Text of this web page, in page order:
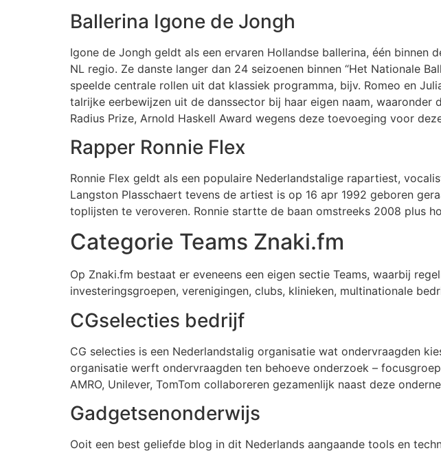
Ballerina Igone de Jongh
Igone de Jongh geldt als een ervaren Hollandse ballerina, één
NL regio. Ze danste langer dan 24 seizoenen binnen “Het Nationale
speelde centrale rollen uit dat klassiek programma, bijv. Romeo en
talrijke eerbewijzen uit de danssector bij haar eigen naam,
Radius Prize, Arnold Haskell Award wegens deze toevoeging voor
Rapper Ronnie Flex
Ronnie Flex geldt als een populaire Nederlandstalige rapartiest,
Langston Plasschaert tevens de artiest is op 16 apr 1992 geboren
toplijsten te veroveren. Ronnie startte de baan omstreeks 2008 plus
Categorie Teams Znaki.fm
Op Znaki.fm bestaat er eveneens een eigen sectie Teams, waarbij
investeringsgroepen, verenigingen, clubs, klinieken, multinationale
CGselecties bedrijf
CG selecties is een Nederlandstalig organisatie wat ondervraagden
organisatie werft ondervraagden ten behoeve onderzoek –
AMRO, Unilever, TomTom collaboreren gezamenlijk naast deze
Gadgetsenonderwijs
Ooit een best geliefde blog in dit Nederlands aangaande tools en